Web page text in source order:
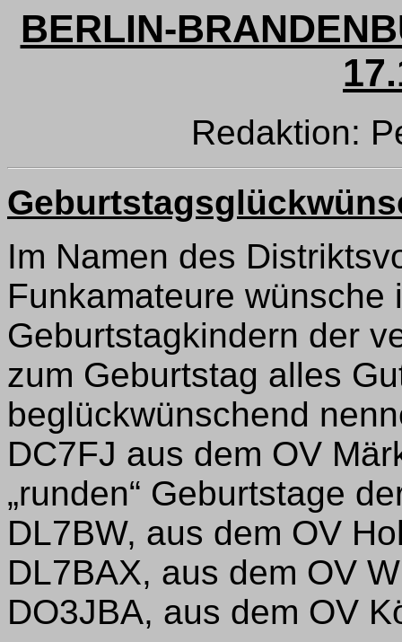
BERLIN-
Redaktion:
Im Namen des
Funkamateure wünsche
Geburtstagkindern der
zum Geburtstag alles
beglückwünschend
DC7FJ aus dem OV
„runden“ Geburtstage
DL7BW, aus dem OV
DL7BAX, aus dem OV
DO3JBA, aus dem OV